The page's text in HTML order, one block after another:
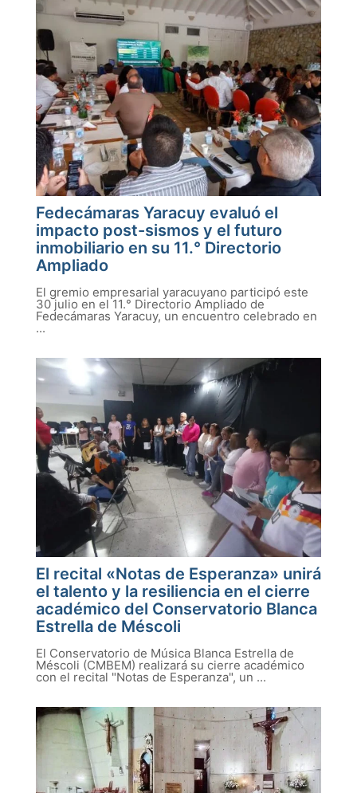
Fedecámaras Yaracuy evaluó el
impacto post-sismos y el futuro
inmobiliario en su 11.° Directorio
Ampliado
El gremio empresarial yaracuyano participó este
30 julio en el 11.° Directorio Ampliado de
Fedecámaras Yaracuy, un encuentro celebrado en
...
El recital «Notas de Esperanza» unirá
el talento y la resiliencia en el cierre
académico del Conservatorio Blanca
Estrella de Méscoli
El Conservatorio de Música Blanca Estrella de
Méscoli (CMBEM) realizará su cierre académico
con el recital "Notas de Esperanza", un ...